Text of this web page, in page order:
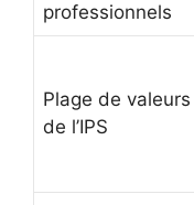
professionnels
Plage de valeurs
de l’IPS